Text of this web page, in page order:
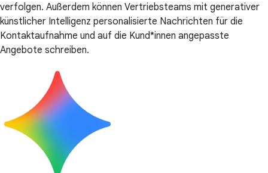
verfolgen. Außerdem können Vertriebsteams mit generativer
künstlicher Intelligenz personalisierte Nachrichten für die
Kontaktaufnahme und auf die Kund*innen angepasste
Angebote schreiben.